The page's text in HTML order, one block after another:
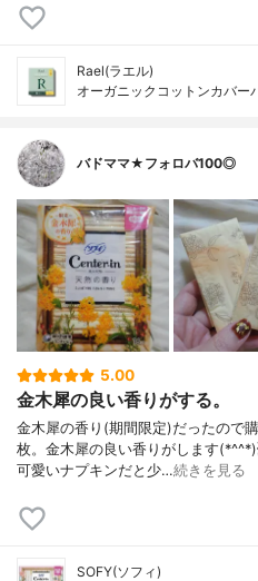
Rael(ラエル)
オーガニックコットンカバー
バドママ★フォロバ100◎
5.00
金木犀の良い香りがする。
金木犀の香り(期間限定)だったので
枚。金木犀の良い香りがします
可愛いナプキンだと少…続きを見る
SOFY(ソフィ)